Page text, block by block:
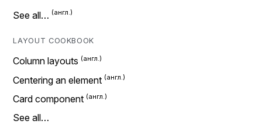
See all…
LAYOUT COOKBOOK
Column layouts
Centering an element
Card component
See all…